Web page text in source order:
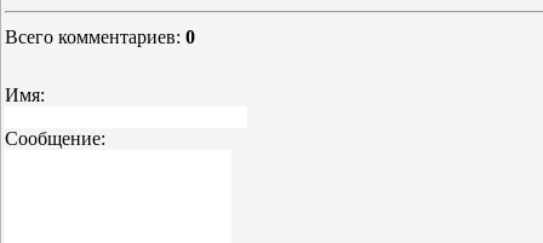
Всего комментариев: 0
Имя:
Сообщение: